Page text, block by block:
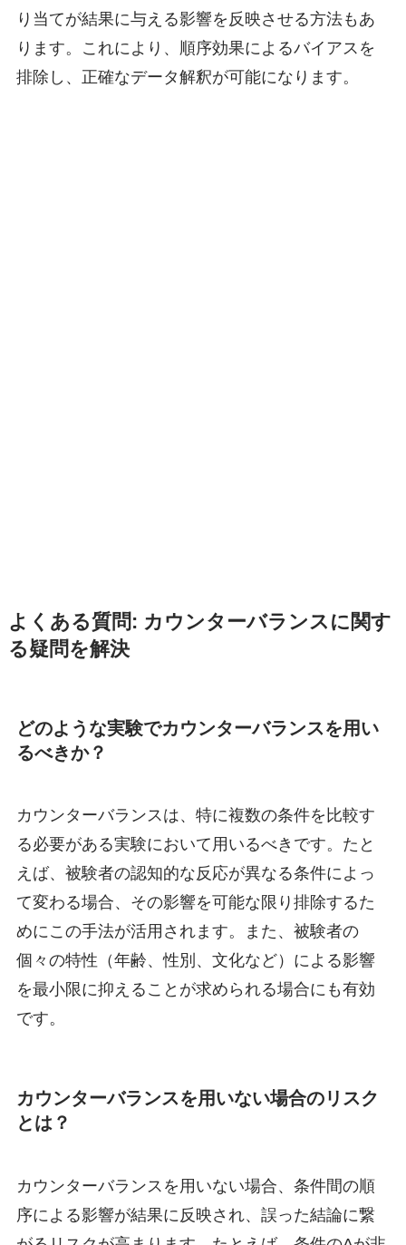
り当てが結果に与える影響を反映させる方法もあ
ります。これにより、順序効果によるバイアスを
排除し、正確なデータ解釈が可能になります。
よくある質問: カウンターバランスに関す
る疑問を解決
どのような実験でカウンターバランスを用い
るべきか？
カウンターバランスは、特に複数の条件を比較す
る必要がある実験において用いるべきです。たと
えば、被験者の認知的な反応が異なる条件によっ
て変わる場合、その影響を可能な限り排除するた
めにこの手法が活用されます。また、被験者の
個々の特性（年齢、性別、文化など）による影響
を最小限に抑えることが求められる場合にも有効
です。
カウンターバランスを用いない場合のリスク
とは？
カウンターバランスを用いない場合、条件間の順
序による影響が結果に反映され、誤った結論に繋